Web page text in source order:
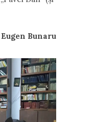
Eugen Bunaru